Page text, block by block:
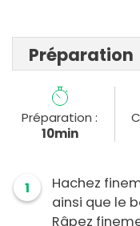
Préparation
Préparation :
10min
1
Hachez
ainsi que le
Râpez